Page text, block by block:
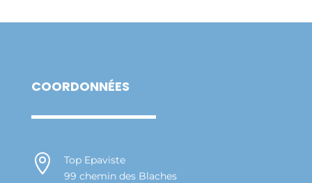
COORDONNÉES

Top Epaviste
99 chemin des Blaches